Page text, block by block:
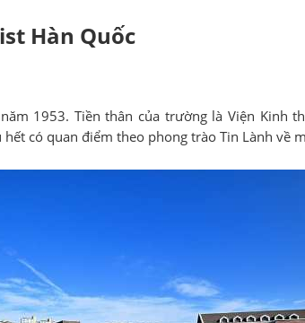
Hàn Quốc
1953. Tiền thân của trường là Viện Kinh
có quan điểm theo phong trào Tin Lành về